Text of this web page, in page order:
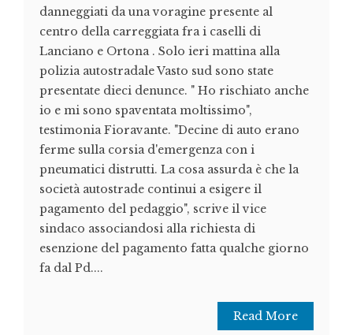
danneggiati da una voragine presente al
centro della carreggiata fra i caselli di
Lanciano e Ortona . Solo ieri mattina alla
polizia autostradale Vasto sud sono state
presentate dieci denunce. " Ho rischiato anche
io e mi sono spaventata moltissimo",
testimonia Fioravante. "Decine di auto erano
ferme sulla corsia d'emergenza con i
pneumatici distrutti. La cosa assurda è che la
società autostrade continui a esigere il
pagamento del pedaggio", scrive il vice
sindaco associandosi alla richiesta di
esenzione del pagamento fatta qualche giorno
fa dal Pd....
Read More